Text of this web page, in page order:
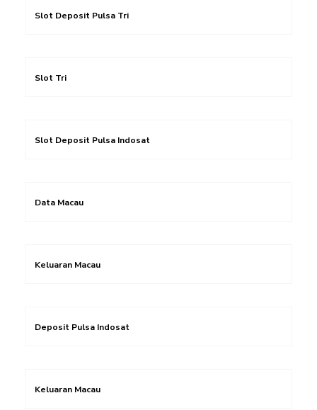
Slot Deposit Pulsa Tri
Slot Tri
Slot Deposit Pulsa Indosat
Data Macau
Keluaran Macau
Deposit Pulsa Indosat
Keluaran Macau